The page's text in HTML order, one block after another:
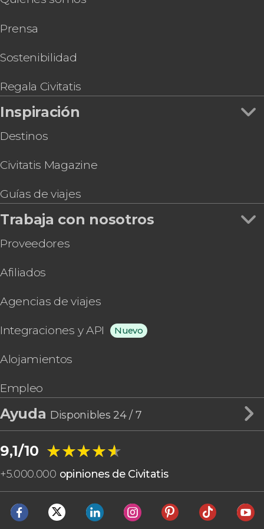
Ferry a Isla Mujeres
Free tour por Cancún
Tren Maya desde Cancún
Entrada al Acuario Interactivo de Cancún
Prensa
Sostenibilidad
Regala Civitatis
Inspiración
Destinos
Civitatis Magazine
Guías de viajes
Trabaja con nosotros
Proveedores
Afiliados
Agencias de viajes
Integraciones y API Nuevo
Alojamientos
Empleo
Ayuda Disponibles 24 / 7
9,1/10 ★★★★★
★★★★★
+5.000.000 opiniones de Civitatis